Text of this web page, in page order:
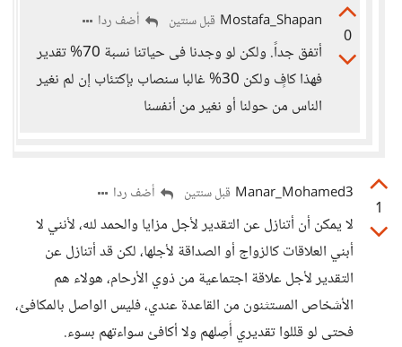
0
Mostafa_Shapan قبل سنتين أضف ردا
أتفق جداً. ولكن لو وجدنا فى حياتنا نسبة 70% تقدير
فهذا كافٍ ولكن 30% غالبا سنصاب بإكتئاب إن لم نغير
الناس من حولنا أو نغير من أنفسنا
1
Manar_Mohamed3 قبل سنتين أضف ردا
لا يمكن أن أتنازل عن التقدير لأجل مزايا والحمد لله، لأنني لا
أبني العلاقات كالزواج أو الصداقة لأجلها، لكن قد أتنازل عن
التقدير لأجل علاقة اجتماعية من ذوي الأرحام، هولاء هم
الأشخاص المستثنون من القاعدة عندي، فليس الواصل بالمكافئ،
فحتى لو قللوا تقديري أَصِلهم ولا أكافئ سواءتهم بسوء.